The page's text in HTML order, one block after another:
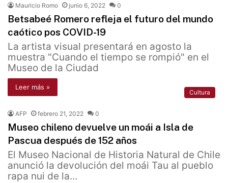
Mauricio Romo junio 6, 2022 0
Betsabeé Romero refleja el futuro del mundo
caótico pos COVID-19
La artista visual presentará en agosto la
muestra "Cuando el tiempo se rompió" en el
Museo de la Ciudad
Leer más »
Cultura
AFP febrero 21, 2022 0
Museo chileno devuelve un moái a Isla de
Pascua después de 152 años
El Museo Nacional de Historia Natural de Chile
anunció la devolución del moái Tau al pueblo
rapa nui de la…